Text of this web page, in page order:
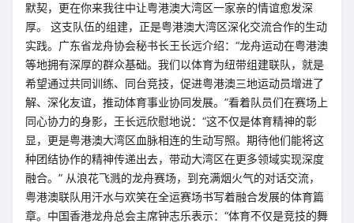
默契，更在你来我往中让粤港澳大湾区一家亲的情谊愈发深
厚。 这支队伍的组建，正是粤港澳大湾区深化交流合作的生动
实践。广东省龙舟协会秘书长王长远介绍：“龙舟运动在粤港澳
等地拥有深厚的群众基础。我们以体育为纽带组建联队，就是
希望通过共同训练、同台竞技，促进粤港澳三地运动员增进了
解、深化友谊，推动体育事业协同发展。”看着队员们在赛场上
同心协力的身影，王长远欣慰地说：“这不仅是体育精神的彰
显，更是粤港澳大湾区血脉相连的生动写照。期待他们能将这
种团结协作的精神传递出去，带动大湾区在更多领域实现深度
融合。” 从浪花飞溅的龙舟赛场，到充满烟火气的对话交流，
粤港澳联队用汗水与欢笑在全运赛场书写着融合发展的体育篇
章。中国香港龙舟总会主席钟志乐表示：“体育不仅是竞技的舞